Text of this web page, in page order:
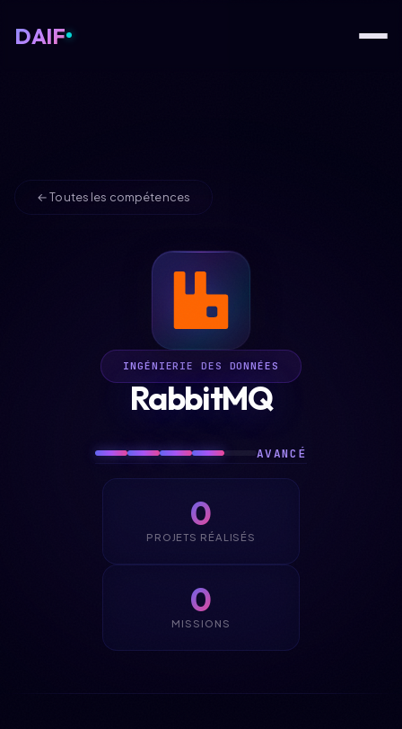
DAIF
← Toutes les compétences
INGÉNIERIE DES DONNÉES
RabbitMQ
AVANCÉ
0
PROJETS RÉALISÉS
0
MISSIONS